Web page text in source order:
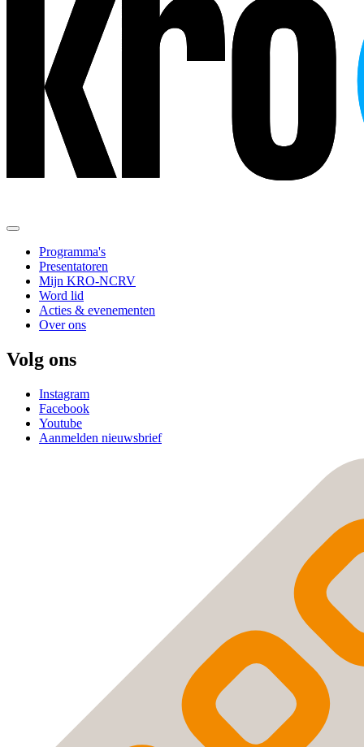
Programma's
Presentatoren
Mijn KRO-NCRV
Word lid
Acties & evenementen
Over ons
Volg ons
Instagram
Facebook
Youtube
Aanmelden nieuwsbrief